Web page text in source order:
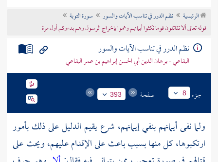
تراجم الأعلام
الرئيسية نظم الدرر في تناسب الآيات والسور
سورة التوبة
قوله تعالى ألا تقاتلون قوما نكثوا أيمانهم وهموا بإخراج الرسول وهم بدءوكم أول مرة
نظم الدرر في تناسب الآيات والسور
البقاعي - برهان الدين أبي الحسن إبراهيم بن عمر البقاعي
جزء 8 صفحة 393
ولما نفى أيمانهم بنفي إيمانهم، شرع يقيم الدليل على ذلك بأمور
ارتكبوها، كل منها بسبب باعث على الإقدام عليهم، ويحث على